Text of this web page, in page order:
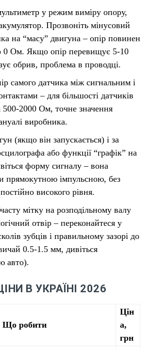
у режим виміру опору,
Прозвоніть мінусовий
на “масу” двигуна – опір повинен
0 Ом. Якщо опір перевищує 5-10
обрив, проблема в проводці.
самого датчика між сигнальним і
– для більшості датчиків
2000 Ом, точне значення
виробника.
(якщо він запускається) і за
або функції “графік” на
форму сигналу – вона
прямокутною імпульсною, без
постійно високого рівня.
мітку на розподільному валу
отвір – переконайтеся у
зубців і правильному зазорі до
0.5-1.5 мм, дивіться
авто).
В УКРАЇНІ 2026
Що робити
Цін
а,
грн